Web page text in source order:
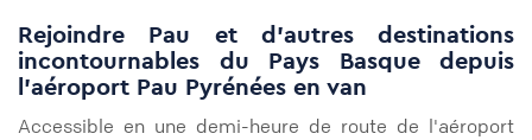
Rejoindre Pau et d’autres destinations
incontournables du Pays Basque depuis
l'aéroport Pau Pyrénées en van
Accessible en une demi-heure de route de l'aéroport